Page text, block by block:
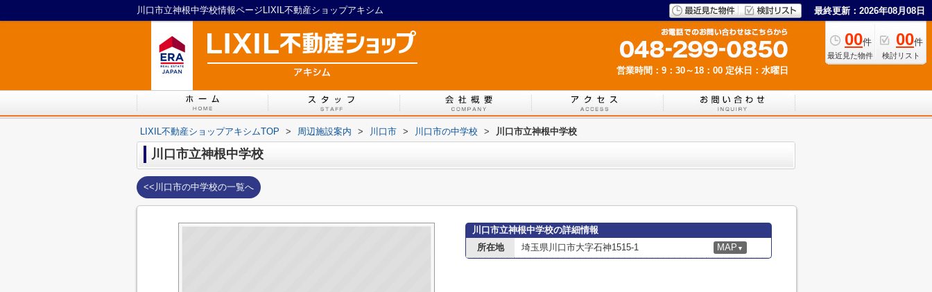
川口市立神根中学校情報ページLIXIL不動産ショップアキシム 最終更新：2026年08月08日
00件
最近見た物件
00件
検討リスト
営業時間：9：30～18：00 定休日：水曜日
LIXIL不動産ショップアキシムTOP > 周辺施設案内 > 川口市 > 川口市の中学校 > 川口市立神根中学校
川口市立神根中学校
<<川口市の中学校の一覧へ
川口市立神根中学校の詳細情報
所在地
埼玉県川口市大字石神1515-1 MAP ▼